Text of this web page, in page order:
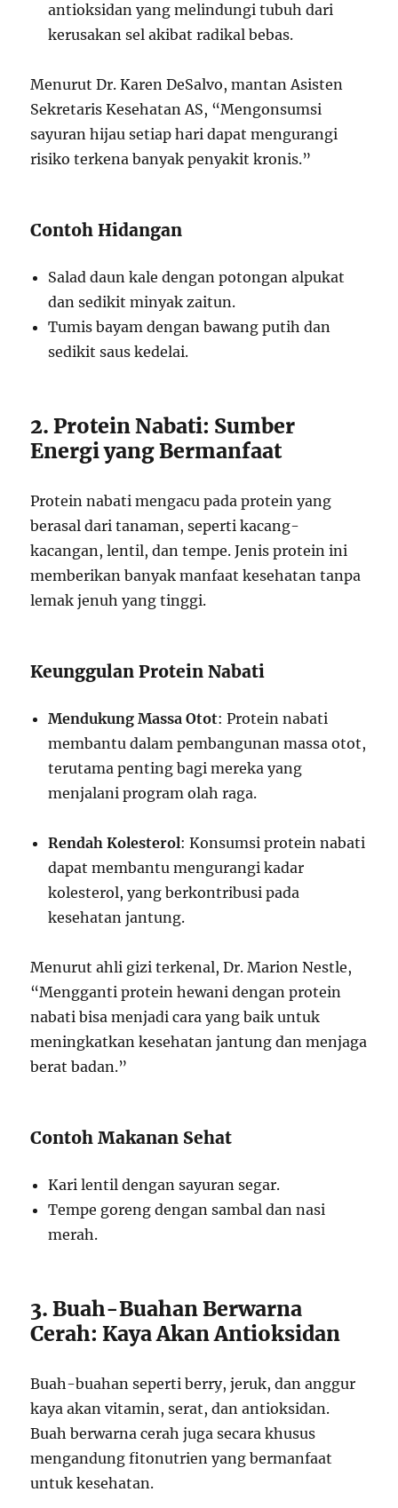
antioksidan yang melindungi tubuh dari
kerusakan sel akibat radikal bebas.
Menurut Dr. Karen DeSalvo, mantan Asisten
Sekretaris Kesehatan AS, “Mengonsumsi
sayuran hijau setiap hari dapat mengurangi
risiko terkena banyak penyakit kronis.”
Contoh Hidangan
Salad daun kale dengan potongan alpukat
dan sedikit minyak zaitun.
Tumis bayam dengan bawang putih dan
sedikit saus kedelai.
2. Protein Nabati: Sumber
Energi yang Bermanfaat
Protein nabati mengacu pada protein yang
berasal dari tanaman, seperti kacang-
kacangan, lentil, dan tempe. Jenis protein ini
memberikan banyak manfaat kesehatan tanpa
lemak jenuh yang tinggi.
Keunggulan Protein Nabati
Mendukung Massa Otot: Protein nabati
membantu dalam pembangunan massa otot,
terutama penting bagi mereka yang
menjalani program olah raga.
Rendah Kolesterol: Konsumsi protein nabati
dapat membantu mengurangi kadar
kolesterol, yang berkontribusi pada
kesehatan jantung.
Menurut ahli gizi terkenal, Dr. Marion Nestle,
“Mengganti protein hewani dengan protein
nabati bisa menjadi cara yang baik untuk
meningkatkan kesehatan jantung dan menjaga
berat badan.”
Contoh Makanan Sehat
Kari lentil dengan sayuran segar.
Tempe goreng dengan sambal dan nasi
merah.
3. Buah-Buahan Berwarna
Cerah: Kaya Akan Antioksidan
Buah-buahan seperti berry, jeruk, dan anggur
kaya akan vitamin, serat, dan antioksidan.
Buah berwarna cerah juga secara khusus
mengandung fitonutrien yang bermanfaat
untuk kesehatan.